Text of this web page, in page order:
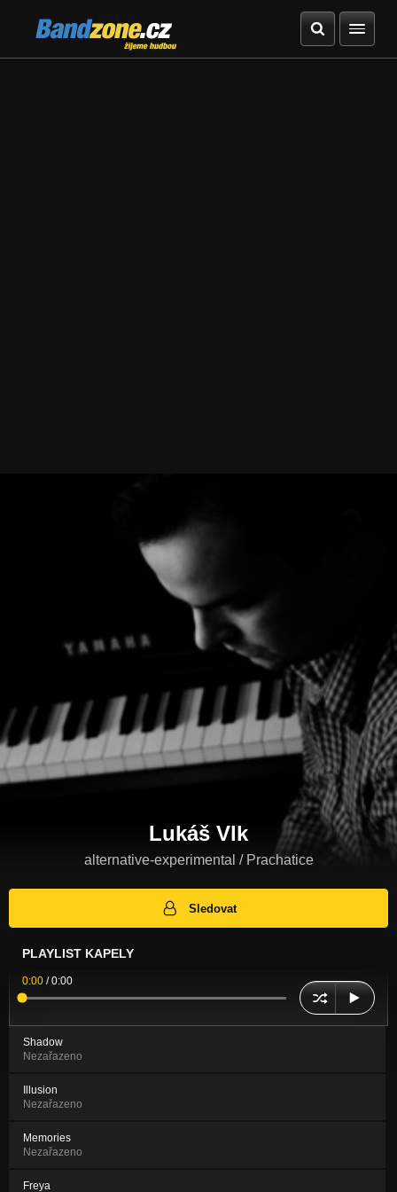
Bandzone.cz
žijeme hudbou
Lukáš Vlk
alternative-experimental / Prachatice
Sledovat
PLAYLIST KAPELY
0:00 /0:00
Shadow
Nezařazeno
Illusion
Nezařazeno
Memories
Nezařazeno
Freya